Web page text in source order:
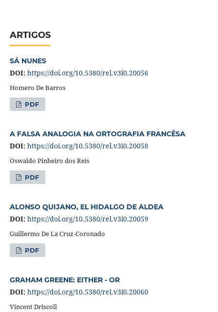
ARTIGOS
SÁ NUNES
DOI: https://doi.org/10.5380/rel.v3i0.20056
Homero De Barros
PDF
A FALSA ANALOGIA NA ORTOGRAFIA FRANCÊSA
DOI: https://doi.org/10.5380/rel.v3i0.20058
Oswaldo Pinheiro dos Reis
PDF
ALONSO QUIJANO, EL HIDALGO DE ALDEA
DOI: https://doi.org/10.5380/rel.v3i0.20059
Guillermo De La Cruz-Coronado
PDF
GRAHAM GREENE: EITHER - OR
DOI: https://doi.org/10.5380/rel.v3i0.20060
Vincent Driscoll